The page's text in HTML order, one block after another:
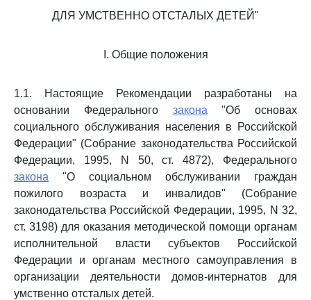
ДЛЯ УМСТВЕННО ОТСТАЛЫХ ДЕТЕЙ"
I. Общие положения
1.1. Настоящие Рекомендации разработаны на
основании Федерального закона "Об основах
социального обслуживания населения в Российской
Федерации" (Собрание законодательства Российской
Федерации, 1995, N 50, ст. 4872), Федерального
закона "О социальном обслуживании граждан
пожилого возраста и инвалидов" (Собрание
законодательства Российской Федерации, 1995, N 32,
ст. 3198) для оказания методической помощи органам
исполнительной власти субъектов Российской
Федерации и органам местного самоуправления в
организации деятельности домов-интернатов для
умственно отсталых детей.